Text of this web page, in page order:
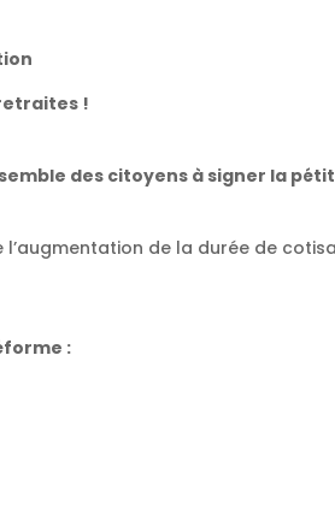
!
des citoyens à signer la
de la durée de
: